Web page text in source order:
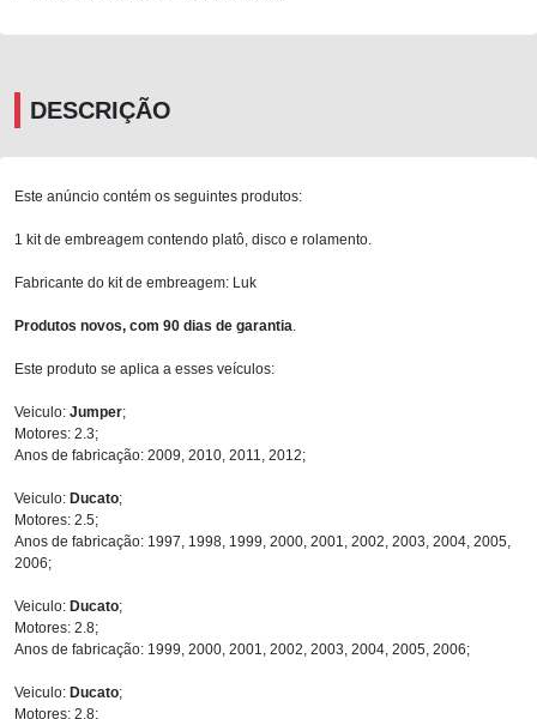
DESCRIÇÃO
Este anúncio contém os seguintes produtos:
1 kit de embreagem contendo platô, disco e rolamento.
Fabricante do kit de embreagem: Luk
Produtos novos, com 90 dias de garantia
Este produto se aplica a esses veículos:
Veiculo: Jumper;
Motores: 2.3;
Anos de fabricação: 2009, 2010, 2011, 2012;
Veiculo: Ducato;
Motores: 2.5;
Anos de fabricação: 1997, 1998, 1999, 2000, 2001, 2002, 2003, 2004, 2005,
2006;
Veiculo: Ducato;
Motores: 2.8;
Anos de fabricação: 1999, 2000, 2001, 2002, 2003, 2004, 2005, 2006;
Veiculo: Ducato;
Motores: 2.8;